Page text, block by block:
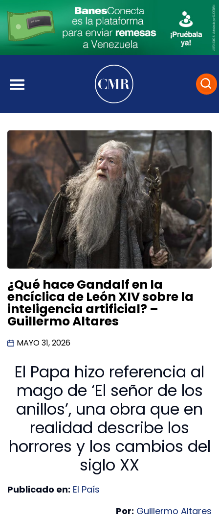
¿Qué hace Gandalf en la
encíclica de León XIV sobre la
inteligencia artificial? –
Guillermo Altares
MAYO 31, 2026
El Papa hizo referencia al
mago de ‘El señor de los
anillos’, una obra que en
realidad describe los
horrores y los cambios del
siglo XX
Publicado en: El País
Por: Guillermo Altares